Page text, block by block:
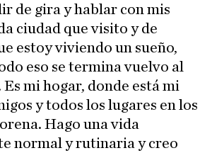
de gira y hablar con mis
ciudad que visito y de
estoy viviendo un sueño,
eso se termina vuelvo al
Es mi hogar, donde está mi
y todos los lugares en los
Hago una vida
normal y rutinaria y creo